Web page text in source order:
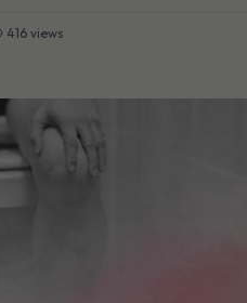
416 views